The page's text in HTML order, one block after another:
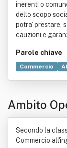
inerenti o
dello scopo
potra' prestare,
cauzioni e
Parole chiave
Commercio
Ambito
Secondo la
Commercio